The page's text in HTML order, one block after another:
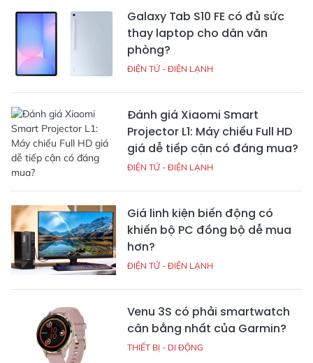
Galaxy Tab S10 FE có đủ sức
thay laptop cho dân văn
phòng?
ĐIỆN TỬ - ĐIỆN LẠNH
Đánh giá Xiaomi Smart
Projector L1: Máy chiếu Full HD
giá dễ tiếp cận có đáng mua?
ĐIỆN TỬ - ĐIỆN LẠNH
Giá linh kiện biến động có
khiến bộ PC đồng bộ dễ mua
hơn?
ĐIỆN TỬ - ĐIỆN LẠNH
Venu 3S có phải smartwatch
cân bằng nhất của Garmin?
THIẾT BỊ - DI ĐỘNG